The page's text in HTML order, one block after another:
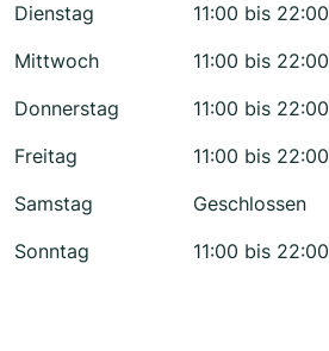
Dienstag
11:00 bis 22:00
Mittwoch
11:00 bis 22:00
Donnerstag
11:00 bis 22:00
Freitag
11:00 bis 22:00
Samstag
Geschlossen
Sonntag
11:00 bis 22:00